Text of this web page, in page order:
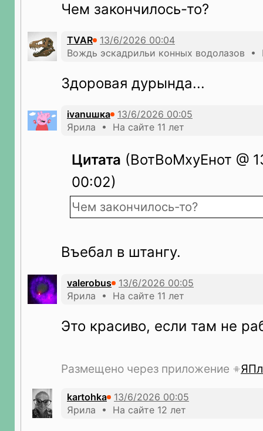
Чем закончилось-то?
TVAR
Вождь эскадрильи конных водолазов •
Здоровая дурында...
ivanuшка
Ярила • На сайте 11 лет
Цитата (ВотВоМхуЕнот @
00:02)
Чем закончилось-то?
Въебал в штангу.
valerobus
Ярила • На сайте 11 лет
Это красиво, если там не
Размещено через приложение
kartohka
Ярила • На сайте 12 лет